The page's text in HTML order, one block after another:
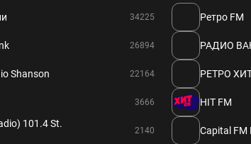
34225 Ретро FM
26894 РАДИО
Shanson 22164 РЕТРО ХИТ
3666 HIT FM
101.4 St.
2140 Capital FM